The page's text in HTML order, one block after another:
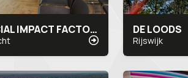
SOCIAL IMPACT FACTORY DE LOODS
Rijswijk